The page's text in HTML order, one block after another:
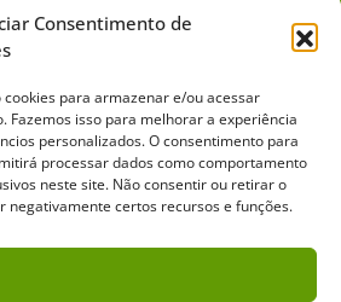
Consentimento de
para armazenar e/ou acessar
Fazemos isso para melhorar a experiência
personalizados. O consentimento para
processar dados como comportamento
neste site. Não consentir ou retirar o
negativamente certos recursos e funções.